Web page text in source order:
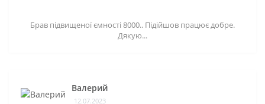
Брав підвищеної ємності 8000.. Підійшов працює добре.
Дякую...
Валерий
12.07.2023